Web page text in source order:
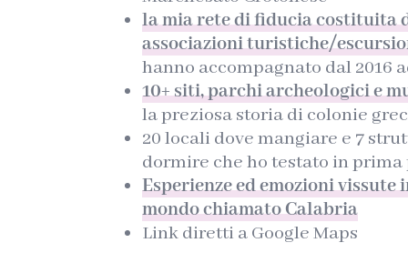
la mia rete di fiducia costituita
associazioni turistiche/
hanno accompagnato dal 2016
10+ siti, parchi archeologici e
la preziosa storia di colonie
20 locali dove mangiare e 7
dormire che ho testato in prima
Esperienze ed emozioni vissute
mondo chiamato Calabria
Link diretti a Google Maps